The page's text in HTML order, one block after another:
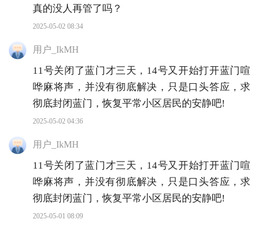
真的没人再管了吗？
2025-05-02 08:34
用户_IkMH
11号关闭了蓝门才三天，14号又开始打开蓝门喧
哗麻将声，并没有彻底解决，只是口头答应，求
彻底封闭蓝门，恢复平常小区居民的安静吧!
2025-05-02 04:36
用户_IkMH
11号关闭了蓝门才三天，14号又开始打开蓝门喧
哗麻将声，并没有彻底解决，只是口头答应，求
彻底封闭蓝门，恢复平常小区居民的安静吧!
2025-05-01 08:09